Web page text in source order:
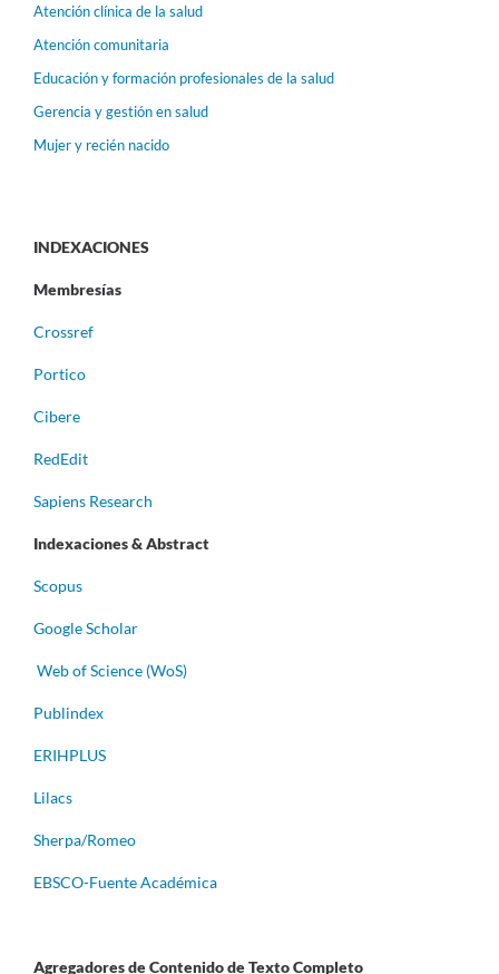
Atención clínica de la salud
Atención comunitaria
Educación y formación profesionales de la salud
Gerencia y gestión en salud
Mujer y recién nacido
INDEXACIONES
Membresías
Crossref
Portico
Cibere
RedEdit
Sapiens Research
Indexaciones & Abstract
Scopus
Google Scholar
Web of Science (WoS)
Publindex
ERIHPLUS
Lilacs
Sherpa/Romeo
EBSCO-Fuente Académica
Agregadores de Contenido de Texto Completo